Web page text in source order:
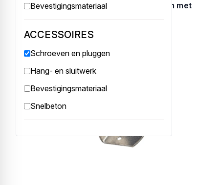
Bevestigingsmateriaal
ACCESSOIRES
Schroeven en pluggen
Hang- en sluitwerk
Bevestigingsmateriaal
Snelbeton
Schermsteun geel verzinkt 3,0 x 3,0 cm met
losse schroef
4 schermsteunen nodig per tuinscher...